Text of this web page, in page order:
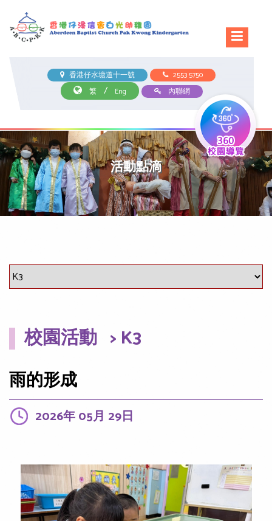
香港仔水塘道十一號
2553 5750
繁
/ Eng 內聯網
活動點滴
校園活動 > K3
雨的形成
2026年 05月 29日